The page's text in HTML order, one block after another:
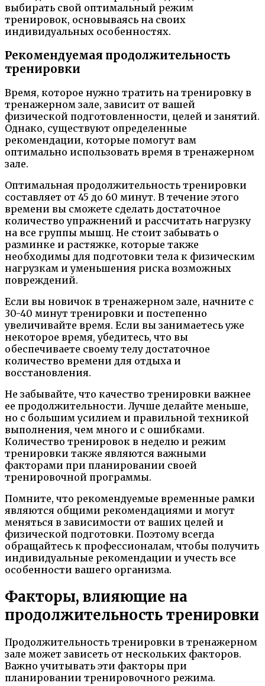
выбирать свой оптимальный режим
тренировок, основываясь на своих
индивидуальных особенностях.
Рекомендуемая продолжительность
тренировки
Время, которое нужно тратить на тренировку в
тренажерном зале, зависит от вашей
физической подготовленности, целей и занятий.
Однако, существуют определенные
рекомендации, которые помогут вам
оптимально использовать время в тренажерном
зале.
Оптимальная продолжительность тренировки
составляет от 45 до 60 минут. В течение этого
времени вы сможете сделать достаточное
количество упражнений и рассчитать нагрузку
на все группы мышц. Не стоит забывать о
разминке и растяжке, которые также
необходимы для подготовки тела к физическим
нагрузкам и уменьшения риска возможных
повреждений.
Если вы новичок в тренажерном зале, начните с
30-40 минут тренировки и постепенно
увеличивайте время. Если вы занимаетесь уже
некоторое время, убедитесь, что вы
обеспечиваете своему телу достаточное
количество времени для отдыха и
восстановления.
Не забывайте, что качество тренировки важнее
ее продолжительности. Лучше делайте меньше,
но с большим усилием и правильной техникой
выполнения, чем много и с ошибками.
Количество тренировок в неделю и режим
тренировки также являются важными
факторами при планировании своей
тренировочной программы.
Помните, что рекомендуемые временные рамки
являются общими рекомендациями и могут
меняться в зависимости от ваших целей и
физической подготовки. Поэтому всегда
обращайтесь к профессионалам, чтобы получить
индивидуальные рекомендации и учесть все
особенности вашего организма.
Факторы, влияющие на
продолжительность тренировки
Продолжительность тренировки в тренажерном
зале может зависеть от нескольких факторов.
Важно учитывать эти факторы при
планировании тренировочного режима.